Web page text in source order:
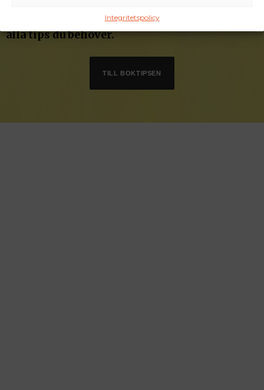
Integritetspolicy
Välkommen hem bokälskare. Här hittar du
alla tips du behöver.
TILL BOKTIPSEN